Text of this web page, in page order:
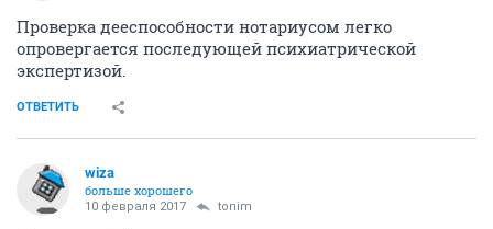
Проверка дееспособности нотариусом легко
опровергается последующей психиатрической
экспертизой.
ОТВЕТИТЬ
wiza
больше хорошего
10 февраля 2017 tonim